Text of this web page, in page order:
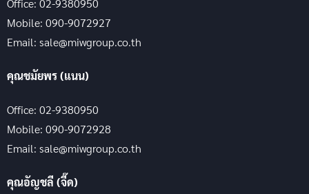
Office: 02-9380950
Mobile: 090-9072927
Email: sale@miwgroup.co.th
คุณชมัยพร (แนน)
Office: 02-9380950
Mobile: 090-9072928
Email: sale@miwgroup.co.th
คุณอัญชลี (จี๊ด)